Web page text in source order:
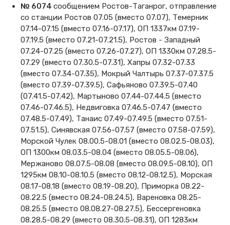
№ 6074 сообщением Ростов-Таганрог, отправление
со станции Ростов 07.05 (вместо 07.07), Темерник
07.14-07.15 (вместо 07.16-07.17), ОП 1337км 07.19-
07.19.5 (вместо 07.21-07.21.5), Ростов - Западный
07.24-07.25 (вместо 07.26-07.27), ОП 1330км 07.28.5-
07.29 (вместо 07.30.5-07.31), Хапры 07.32-07.33
(вместо 07.34-07.35), Мокрый Чалтырь 07.37-07.37.5
(вместо 07.39-07.39.5), Сафьяново 07.39.5-07.40
(07.41.5-07.42), Мартыново 07.44-07.44.5 (вместо
07.46-07.46.5), Недвиговка 07.46.5-07.47 (вместо
07.48.5-07.49), Танаис 07.49-07.49.5 (вместо 07.51-
07.51.5), Синявская 07.56-07.57 (вместо 07.58-07.59),
Морской Чулек 08.00.5-08.01 (вместо 08.02.5-08.03),
ОП 1300км 08.03.5-08.04 (вместо 08.05.5-08.06),
Мержаново 08.07.5-08.08 (вместо 08.09.5-08.10), ОП
1295км 08.10-08.10.5 (вместо 08.12-08.12.5), Морская
08.17-08.18 (вместо 08.19-08.20), Приморка 08.22-
08.22.5 (вместо 08.24-08.24.5), Вареновка 08.25-
08.25.5 (вместо 08.08.27-08.27.5), Бессергеновка
08.28.5-08.29 (вместо 08.30.5-08.31), ОП 1283км